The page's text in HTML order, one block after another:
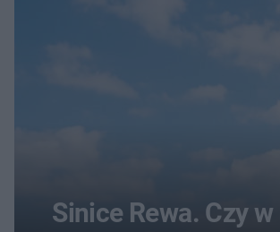
Sinice Rewa. Czy w